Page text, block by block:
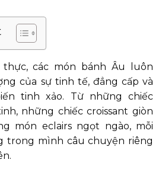
các món bánh Âu luôn
của sự tinh tế, đẳng cấp và
tinh xảo. Từ những chiếc
những chiếc croissant giòn
món eclairs ngọt ngào, mỗi
trong mình câu chuyện riêng